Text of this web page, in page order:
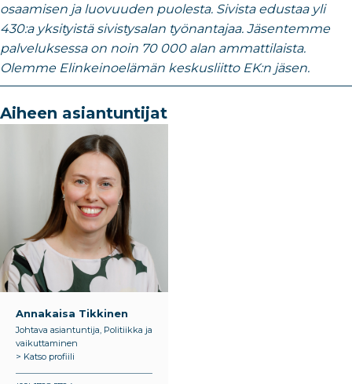
osaamisen ja luovuuden puolesta. Sivista edustaa yli
430:a yksityistä sivistysalan työnantajaa. Jäsentemme
palveluksessa on noin 70 000 alan ammattilaista.
Olemme Elinkeinoelämän keskusliitto EK:n jäsen.
Aiheen asiantuntijat
Annakaisa Tikkinen
Johtava asiantuntija, Politiikka ja
vaikuttaminen
> Katso profiili